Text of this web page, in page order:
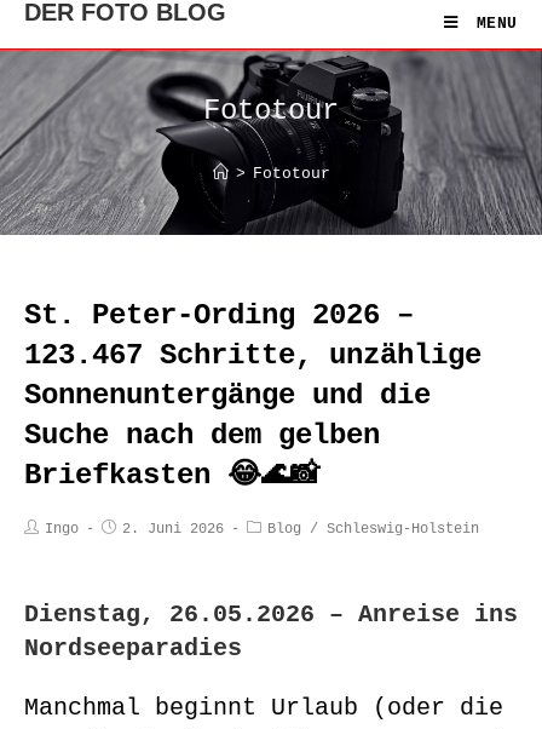
DER FOTO BLOG MENU
Fototour
> Fototour
St. Peter-Ording 2026 –
123.467 Schritte, unzählige
Sonnenuntergänge und die
Suche nach dem gelben
Briefkasten 😂🌊📸
Ingo 2. Juni 2026 Blog / Schleswig-Holstein
Dienstag, 26.05.2026 – Anreise ins
Nordseeparadies
Manchmal beginnt Urlaub (oder die